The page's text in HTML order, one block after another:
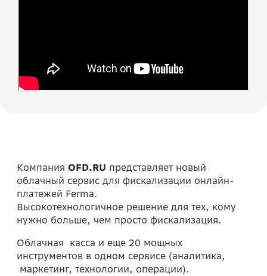
Компания OFD.RU представляет новый
облачный сервис для фискализации онлайн-
платежей Ferma.
Высокотехнологичное решение для тех, кому
нужно больше, чем просто фискализация.
Облачная касса и еще 20 мощных
инструментов в одном сервисе (аналитика,
маркетинг, технологии, операции).